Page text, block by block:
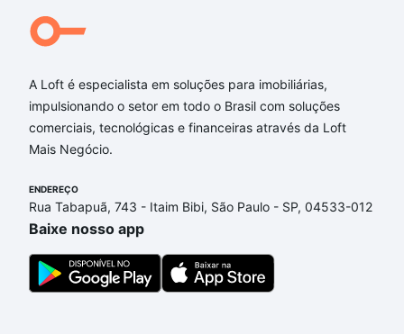
Qual o preço de Imóveis com 3 suites à venda em
Jardim das Estrelas, Sorocaba, SP?
Aqui na Loft temos a oferta ideal para você, com
Imóveis com 3 suites à venda em Jardim das
Estrelas, Sorocaba, SP que custam a partir de R$ 0
e com nossas opções de financiamento imobiliário
Se ainda tem alguma dúvida dos custos envolvidos
no processo de compra, veja em nosso portal
quanto custa comprar um apartamento
a gente para comprar o imóvel dos seus sonhos
com segurança e conforto. Loft, com você até as
A Loft é especialista em soluções para imobiliárias,
impulsionando o setor em todo o Brasil com soluções
comerciais, tecnológicas e financeiras através da Loft
Mais Negócio.
ENDEREÇO
Rua Tabapuã, 743 - Itaim Bibi, São Paulo - SP, 04533-012
Baixe nosso app